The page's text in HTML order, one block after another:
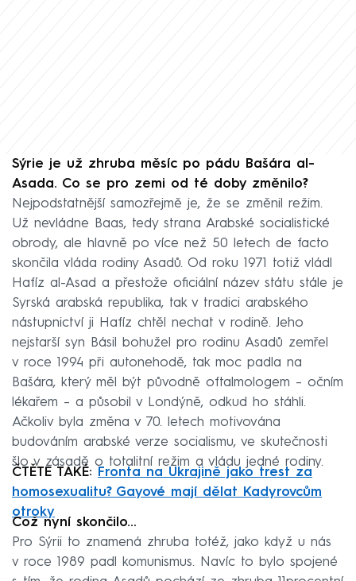
Sýrie je už zhruba měsíc po pádu Bašára al-
Asada. Co se pro zemi od té doby změnilo?
Nejpodstatnější samozřejmě je, že se změnil režim.
Už nevládne Baas, tedy strana Arabské socialistické
obrody, ale hlavně po více než 50 letech de facto
skončila vláda rodiny Asadů. Od roku 1971 totiž vládl
Hafíz al-Asad a přestože oficiální název státu stále je
Syrská arabská republika, tak v tradici arabského
nástupnictví ji Hafíz chtěl nechat v rodině. Jeho
nejstarší syn Básil bohužel pro rodinu Asadů zemřel
v roce 1994 při autonehodě, tak moc padla na
Bašára, který měl být původně oftalmologem – očním
lékařem – a působil v Londýně, odkud ho stáhli.
Ačkoliv byla změna v 70. letech motivována
budováním arabské verze socialismu, ve skutečnosti
šlo v zásadě o totalitní režim a vládu jedné rodiny.
ČTĚTE TAKÉ: Fronta na Ukrajině jako trest za
homosexualitu? Gayové mají dělat Kadyrovcům
otroky
Což nyní skončilo…
Pro Sýrii to znamená zhruba totéž, jako když u nás
v roce 1989 padl komunismus. Navíc to bylo spojené